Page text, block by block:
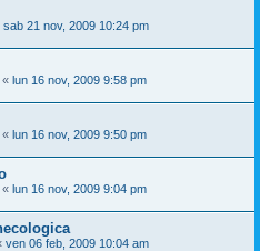
sab 21 nov, 2009 10:24 pm
« lun 16 nov, 2009 9:58 pm
« lun 16 nov, 2009 9:50 pm
« lun 16 nov, 2009 9:04 pm
ven 06 feb, 2009 10:04 am